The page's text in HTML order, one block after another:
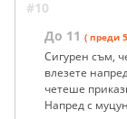
#10
До 11 ( преди
Сигурен съм,
влезете
четеше
Напред с